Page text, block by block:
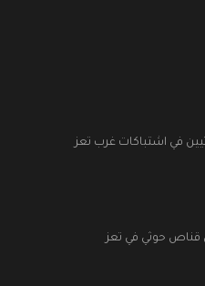
قناص حوثي في تعز